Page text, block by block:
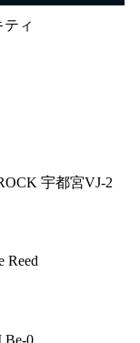
ィ
宇都宮VJ-2
Reed
0